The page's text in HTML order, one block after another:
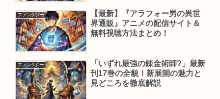
ファンタジー
【最新】『アラフォー男の異世
界通販』アニメの配信サイト＆
無料視聴方法まとめ！
ファンタジー
「いずれ最強の錬金術師?」最新
刊17巻の全貌！新展開の魅力と
見どころを徹底解説